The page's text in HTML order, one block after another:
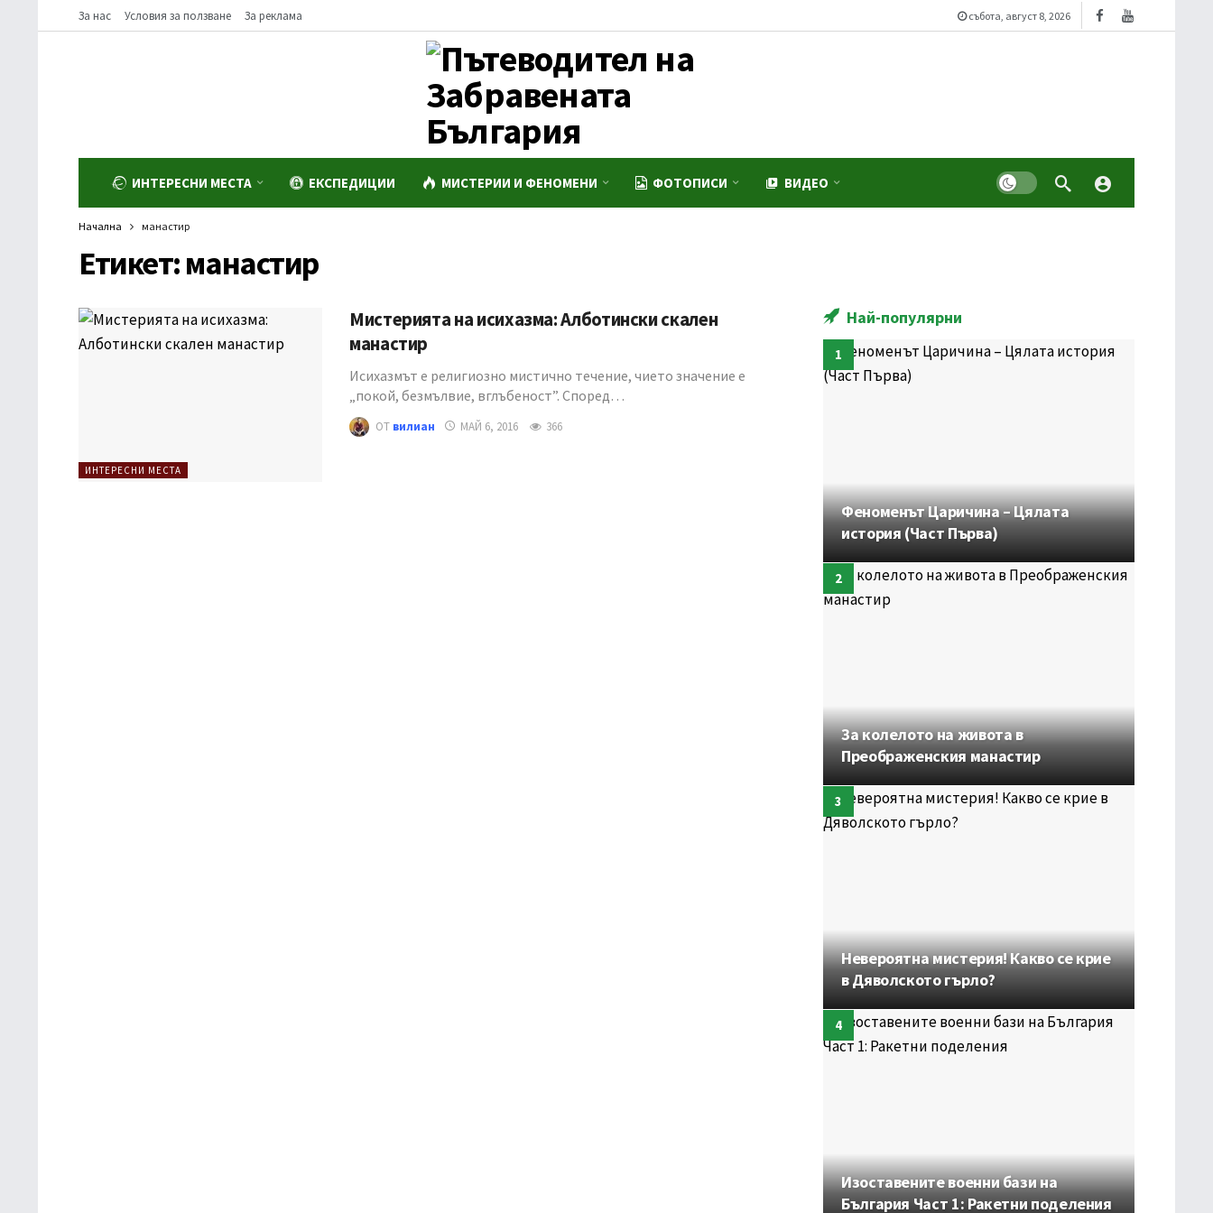
За нас Условия за ползване За реклама събота, август 8, 2026
ИНТЕРЕСНИ МЕСТА ЕКСПЕДИЦИИ МИСТЕРИИ И ФЕНОМЕНИ ФОТОПИСИ ВИДЕО Dark mode
Начална манастир
Етикет:манастир
ИНТЕРЕСНИ МЕСТА
Мистерията на исихазма: Алботински скален
манастир
Исихазмът е религиозно мистично течение, чието значение е
„покой, безмълвие, вглъбеност”. Според…
ОТ вилиан МАЙ 6, 2016 366
Най-популярни
Феноменът Царичина – Цялата
история (Част Първа)
За колелото на живота в
Преображенския манастир
Невероятна мистерия! Какво се крие
в Дяволското гърло?
Изоставените военни бази на
България Част 1: Ракетни поделения